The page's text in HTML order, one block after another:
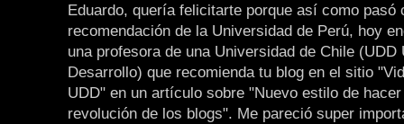
Eduardo, quería felicitarte porque así como pasó
recomendación de la Universidad de Perú, hoy
una profesora de una Universidad de Chile (UDD
Desarrollo) que recomienda tu blog en el sitio
UDD" en un artículo sobre "Nuevo estilo de
revolución de los blogs". Me pareció super